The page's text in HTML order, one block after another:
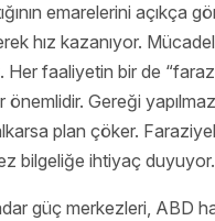
emarelerini açıkça
hız kazanıyor.
Her faaliyetin bir de
önemlidir. Gereği
plan çöker.
bilgeliğe ihtiyaç duyuyor.
güç merkezleri, ABD